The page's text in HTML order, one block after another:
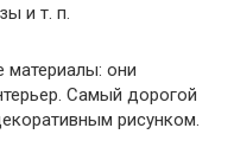
и т. п.
материалы: они
Самый дорогой
рисунком.